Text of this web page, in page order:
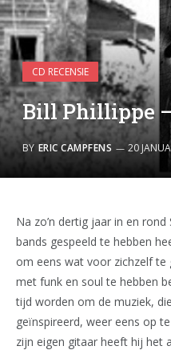
CD RECENSIE
Bill Phillippe
BY ERIC CAMPFENS 20
Na zo’n dertig jaar in en
bands gespeeld te hebben
om eens wat voor zichzelf te
met funk en soul te hebben
tijd worden om de muziek,
geïnspireerd, weer eens op
zijn eigen gitaar heeft hij het